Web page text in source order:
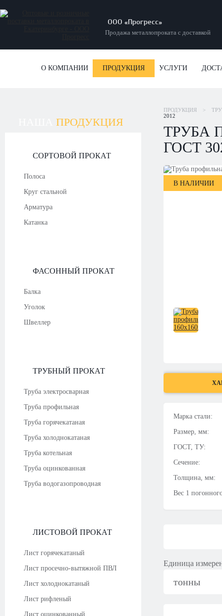
ООО «Прогресс»
Продажа металлопроката с доставкой
О КОМПАНИИ ПРОДУКЦИЯ УСЛУГИ
ПРОДУКЦИЯ
СОРТОВОЙ ПРОКАТ
Полоса
Круг стальной
Арматура
Катанка
ФАСОННЫЙ ПРОКАТ
Балка
Уголок
Швеллер
ТРУБНЫЙ ПРОКАТ
Труба электросварная
Труба профильная
Труба горячекатаная
Труба холоднокатаная
Труба котельная
Труба оцинкованная
Труба водогазопроводная
ЛИСТОВОЙ ПРОКАТ
Лист горячекатаный
Лист просечно-вытяжной ПВЛ
Лист холоднокатаный
Лист рифленый
Лист оцинкованный
ПРОДУКЦИЯ >
2012
ТРУБА
ГОСТ
В НАЛИЧИИ
Марка стали:
Размер, мм:
ГОСТ, ТУ:
Сечение:
Толщина, мм:
Вес 1
Единица
тонны